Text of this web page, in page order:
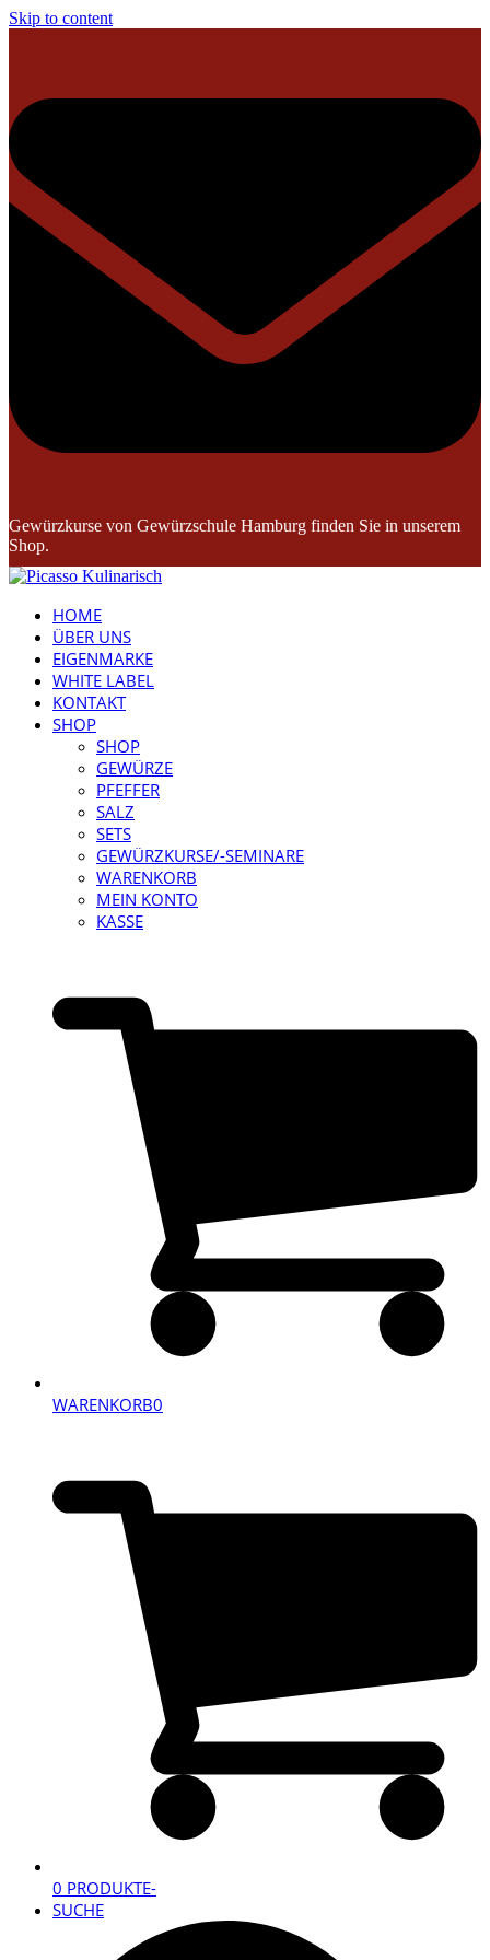
Skip to content
Gewürzkurse von Gewürzschule Hamburg finden Sie in unserem
Shop.
HOME
ÜBER UNS
EIGENMARKE
WHITE LABEL
KONTAKT
SHOP
SHOP
GEWÜRZE
PFEFFER
SALZ
SETS
GEWÜRZKURSE/-SEMINARE
WARENKORB
MEIN KONTO
KASSE
WARENKORB0
0 PRODUKTE-
SUCHE